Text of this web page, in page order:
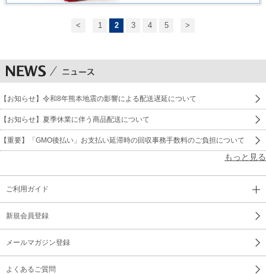
< 1 2 3 4 5 >
【お知らせ】令和8年熊本地震の影響による配送遅延について
【お知らせ】夏季休業に伴う商品配送について
【重要】「GMO後払い」お支払い延滞時の回収事務手数料のご負担について
もっと見る
ご利用ガイド
新規会員登録
メールマガジン登録
よくあるご質問